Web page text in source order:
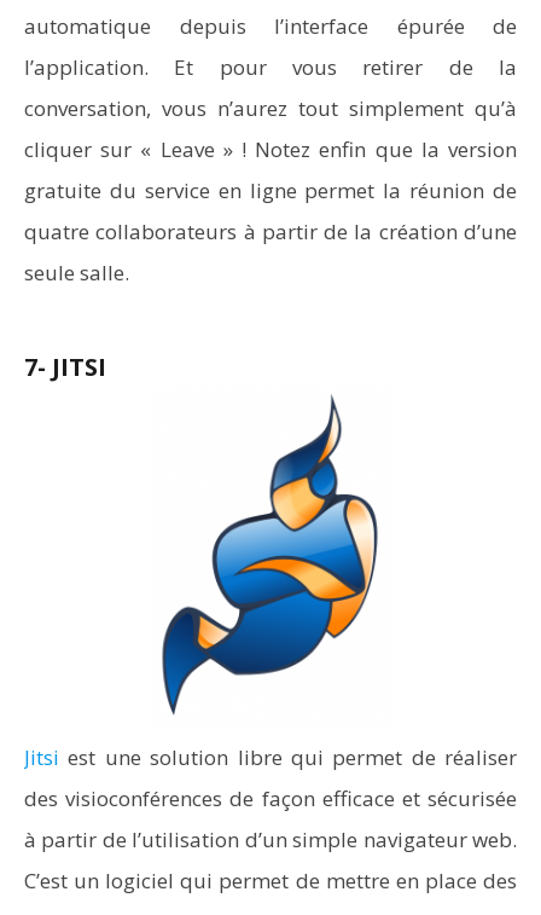
automatique depuis l’interface épurée de
l’application. Et pour vous retirer de la
conversation, vous n’aurez tout simplement qu’à
cliquer sur « Leave » ! Notez enfin que la version
gratuite du service en ligne permet la réunion de
quatre collaborateurs à partir de la création d’une
seule salle.
7- JITSI
Jitsi est une solution libre qui permet de réaliser
des visioconférences de façon efficace et sécurisée
à partir de l’utilisation d’un simple navigateur web.
C’est un logiciel qui permet de mettre en place des